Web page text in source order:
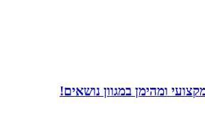
ומהימן במגוון נושאים!